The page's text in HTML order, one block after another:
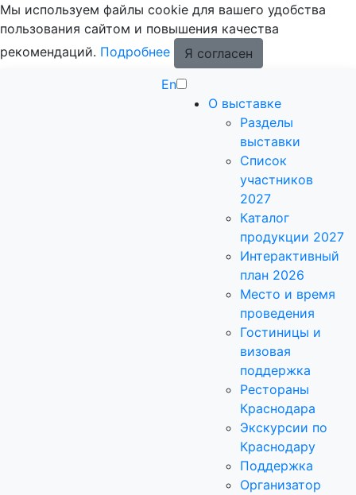
Мы используем файлы cookie для вашего удобства
пользования сайтом и повышения качества
рекомендаций. Подробнее
Я согласен
En
О выставке
Разделы
выставки
Список
участников
2027
Каталог
продукции 2027
Интерактивный
план 2026
Место и время
проведения
Гостиницы и
визовая
поддержка
Рестораны
Краснодара
Экскурсии по
Краснодару
Поддержка
Организатор